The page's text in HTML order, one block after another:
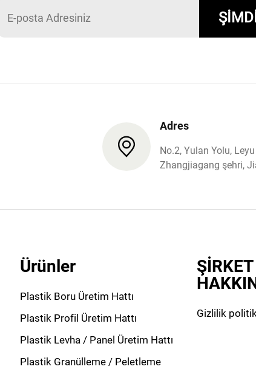
Adres
No.2, Yulan Yolu,
Zhangjiagang şehri,
Ürünler
Plastik Boru Üretim Hattı
Plastik Profil Üretim Hattı
Plastik Levha / Panel Üretim Hattı
Plastik Granülleme / Peletleme
ŞİRKET
Gizlilik